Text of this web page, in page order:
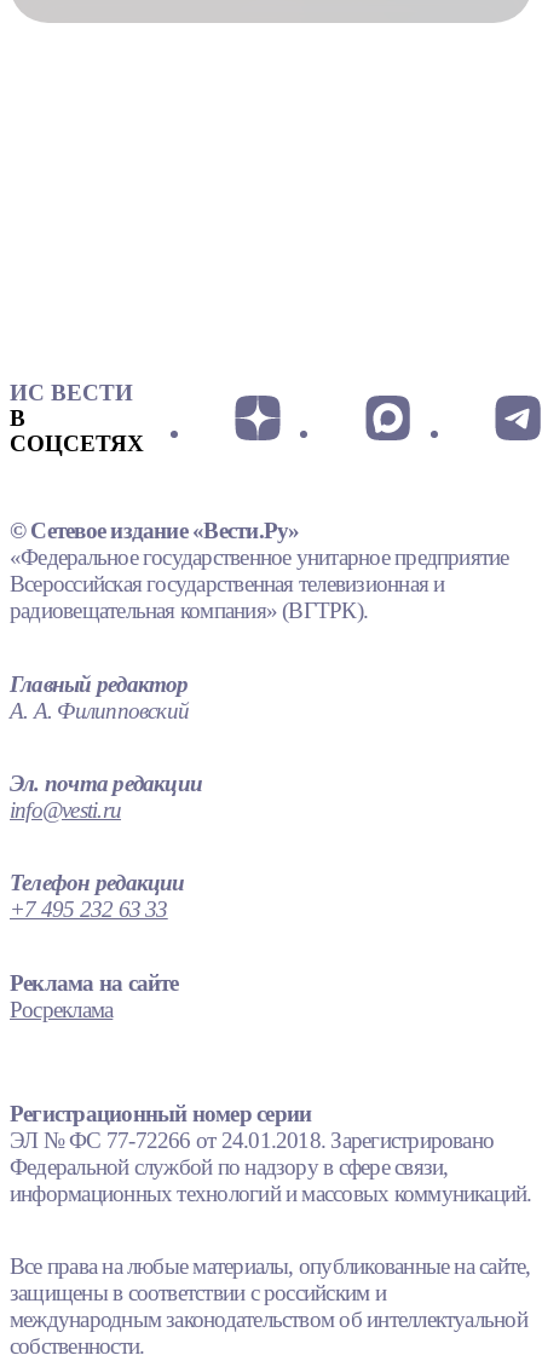
ИС ВЕСТИ
В
СОЦСЕТЯХ
© Сетевое издание «Вести.Ру»
«Федеральное государственное унитарное предприятие
Всероссийская государственная телевизионная и
радиовещательная компания» (ВГТРК).
Главный редактор
А. А. Филипповский
Эл. почта редакции
info@vesti.ru
Телефон редакции
+7 495 232 63 33
Реклама на сайте
Росреклама
Регистрационный номер серии
ЭЛ № ФС 77-72266 от 24.01.2018. Зарегистрировано
Федеральной службой по надзору в сфере связи,
информационных технологий и массовых коммуникаций.
Все права на любые материалы, опубликованные на сайте,
защищены в соответствии с российским и
международным законодательством об интеллектуальной
собственности.